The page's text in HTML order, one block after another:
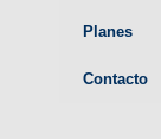
Planes
Contacto